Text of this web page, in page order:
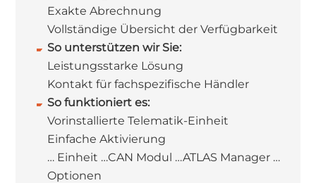
Exakte Abrechnung
Vollständige Übersicht der Verfügbarkeit
So unterstützen wir Sie:
Leistungsstarke Lösung
Kontakt für fachspezifische Händler
So funktioniert es:
Vorinstallierte Telematik-Einheit
Einfache Aktivierung
… Einheit …CAN Modul …ATLAS Manager …
Optionen